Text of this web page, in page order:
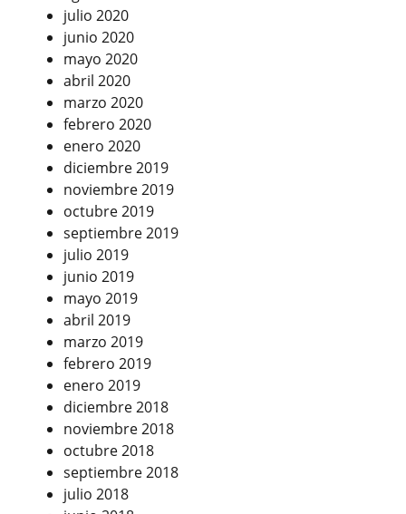
julio 2020
junio 2020
mayo 2020
abril 2020
marzo 2020
febrero 2020
enero 2020
diciembre 2019
noviembre 2019
octubre 2019
septiembre 2019
julio 2019
junio 2019
mayo 2019
abril 2019
marzo 2019
febrero 2019
enero 2019
diciembre 2018
noviembre 2018
octubre 2018
septiembre 2018
julio 2018